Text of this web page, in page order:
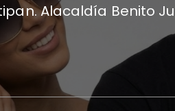
Alacaldía Benito